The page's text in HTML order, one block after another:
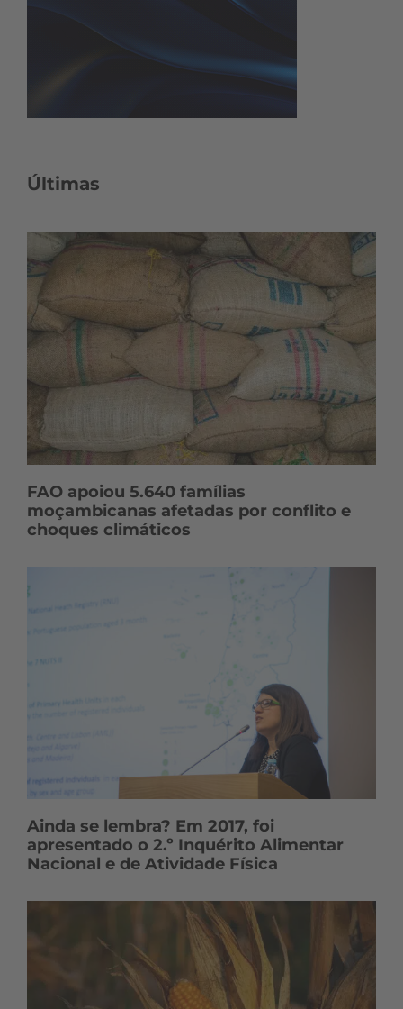
Últimas
FAO apoiou 5.640 famílias
moçambicanas afetadas por conflito e
choques climáticos
Ainda se lembra? Em 2017, foi
apresentado o 2.º Inquérito Alimentar
Nacional e de Atividade Física